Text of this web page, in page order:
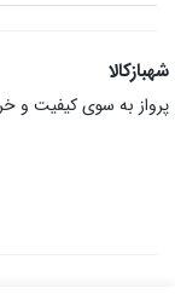
شهبازکالا
پرواز به سوی کیفیت و